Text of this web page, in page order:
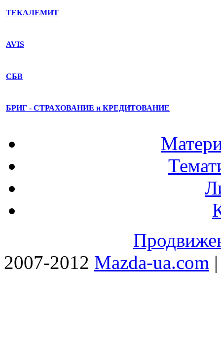
ТЕКАЛЕМИТ
AVIS
СБВ
БРИГ - СТРАХОВАНИЕ и КРЕДИТОВАНИЕ
2007-2012 Mazda-ua.com